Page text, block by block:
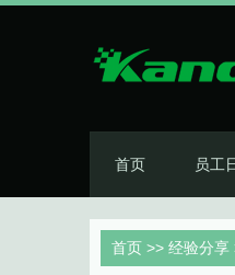
首页 员工
首页 >> 经验分享